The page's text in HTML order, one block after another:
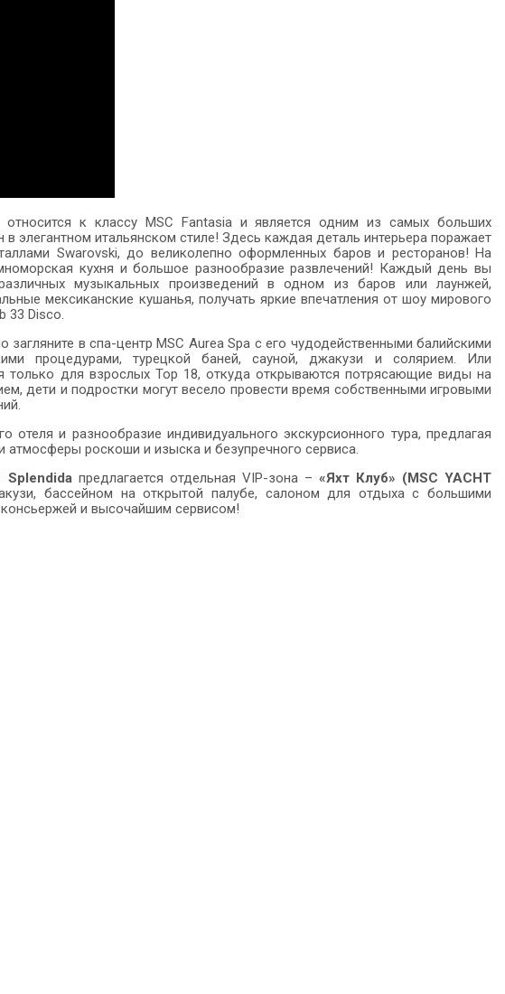
к классу MSC Fantasia и является одним из самых больших
элегантном итальянском стиле! Здесь каждая деталь интерьера поражает
Swarovski, до великолепно оформленных баров и ресторанов! На
кухня и большое разнообразие развлечений! Каждый день вы
музыкальных произведений в одном из баров или лаунжей,
мексиканские кушанья, получать яркие впечатления от шоу мирового
33 Disco.
в спа-центр MSC Aurea Spa с его чудодейственными балийскими
процедурами, турецкой баней, сауной, джакузи и солярием. Или
только для взрослых Top 18, откуда открываются потрясающие виды на
дети и подростки могут весело провести время собственными игровыми
отеля и разнообразие индивидуального экскурсионного тура, предлагая
атмосферы роскоши и изыска и безупречного сервиса.
Splendidaпредлагается отдельная VIP-зона – «Яхт Клуб» (MSC YACHT
бассейном на открытой палубе, салоном для отдыха с большими
и высочайшим сервисом!